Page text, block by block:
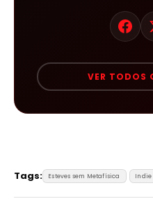
VER TODOS
Tags: Esteves sem Metafísica Indie